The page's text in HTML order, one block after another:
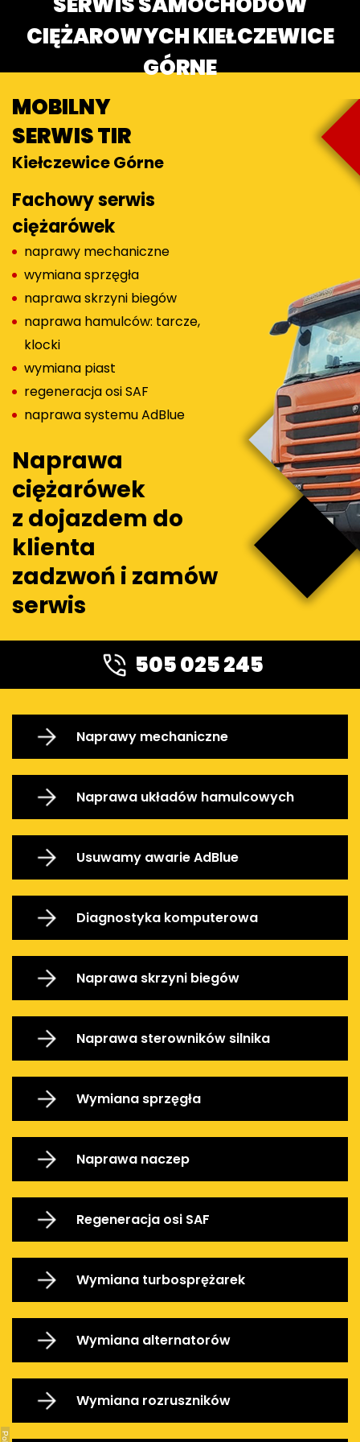
CIĘŻAROWYCH KIEŁCZEWICE
GÓRNE
MOBILNY
SERWIS TIR
Kiełczewice Górne
Fachowy serwis
ciężarówek
naprawy mechaniczne
wymiana sprzęgła
naprawa skrzyni biegów
naprawa hamulców: tarcze,
klocki
wymiana piast
regeneracja osi SAF
naprawa systemu AdBlue
Naprawa
ciężarówek
z dojazdem do
klienta
zadzwoń i zamów
serwis
505 025 245
Naprawy mechaniczne
Naprawa układów hamulcowych
Usuwamy awarie AdBlue
Diagnostyka komputerowa
Naprawa skrzyni biegów
Naprawa sterowników silnika
Wymiana sprzęgła
Naprawa naczep
Regeneracja osi SAF
Wymiana turbosprężarek
Wymiana alternatorów
Wymiana rozruszników